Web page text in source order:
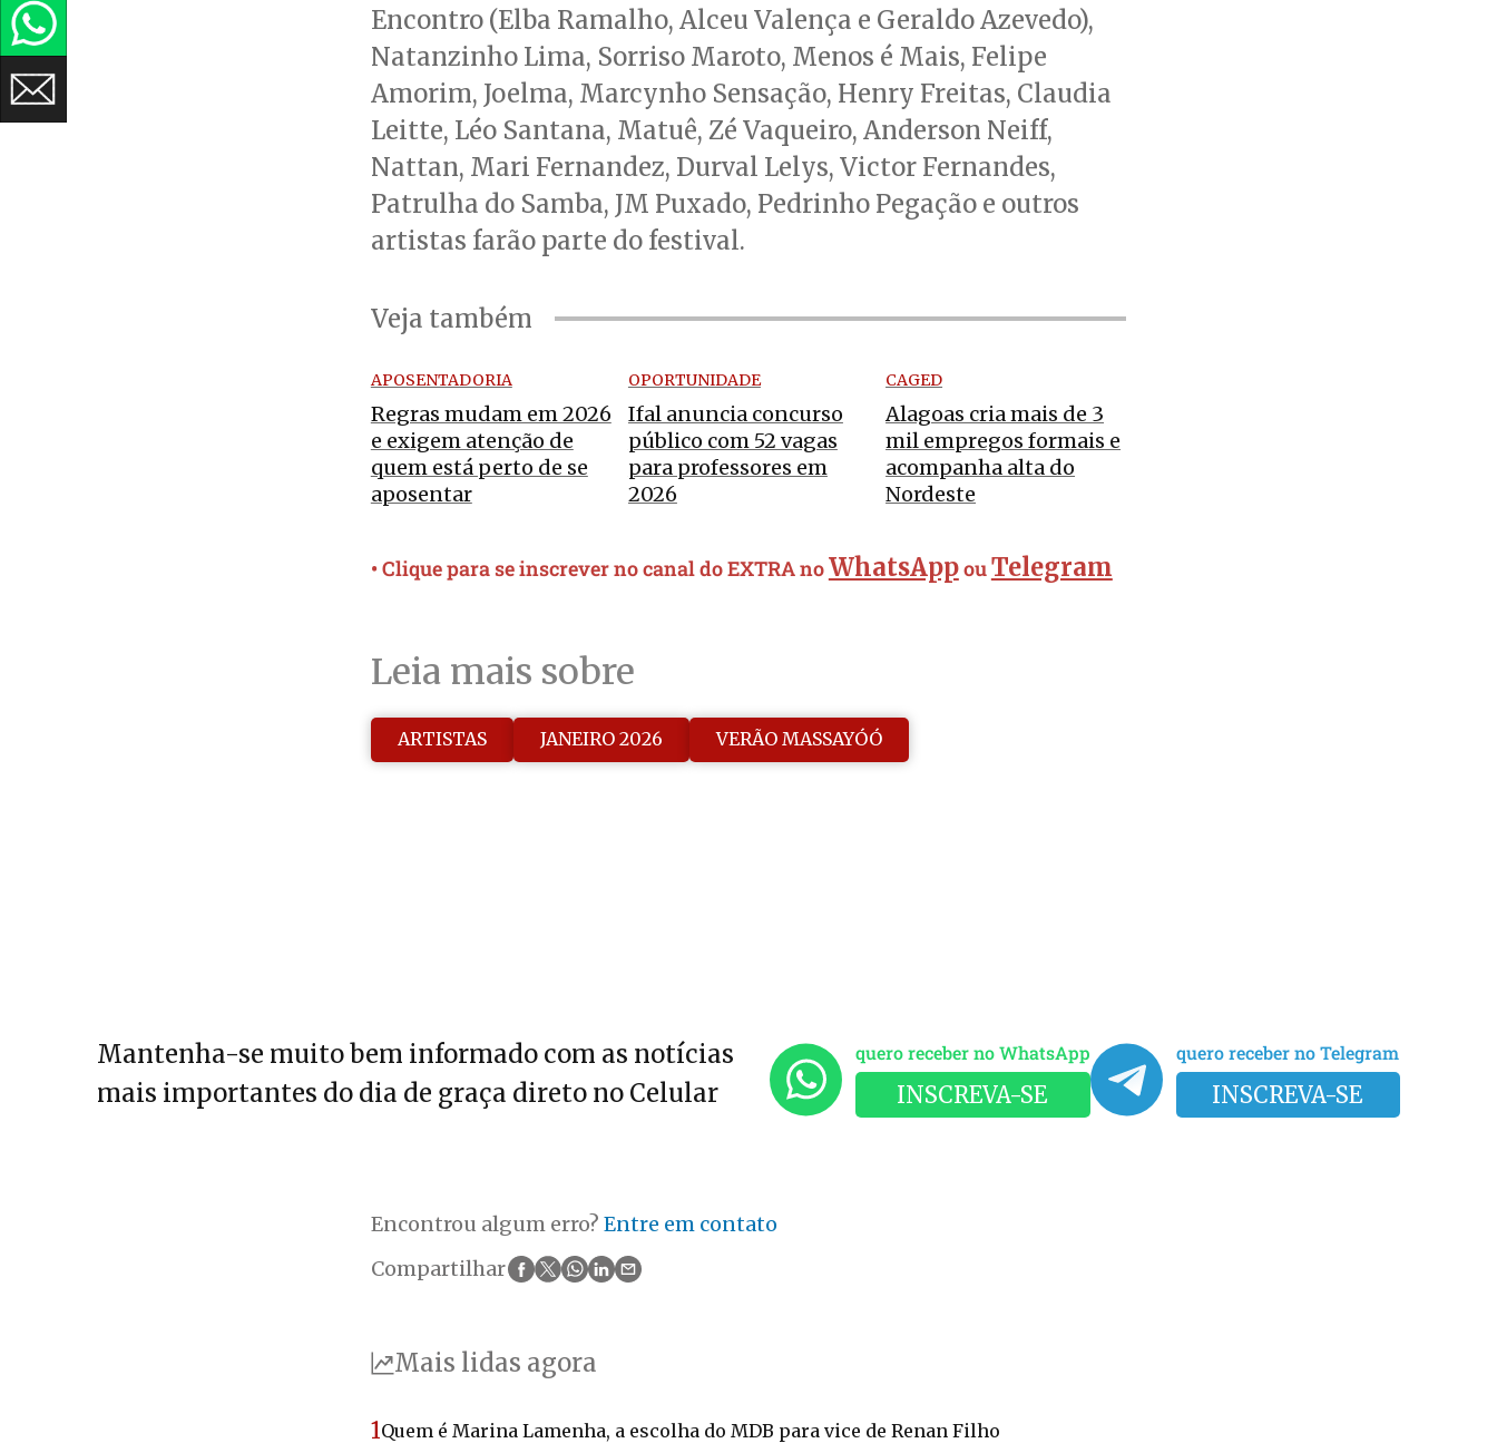
Encontro (Elba Ramalho, Alceu Valença e Geraldo Azevedo),
Natanzinho Lima, Sorriso Maroto, Menos é Mais, Felipe
Amorim, Joelma, Marcynho Sensação, Henry Freitas, Claudia
Leitte, Léo Santana, Matuê, Zé Vaqueiro, Anderson Neiff,
Nattan, Mari Fernandez, Durval Lelys, Victor Fernandes,
Patrulha do Samba, JM Puxado, Pedrinho Pegação e outros
artistas farão parte do festival.
Veja também
APOSENTADORIA
Regras mudam em 2026
e exigem atenção de
quem está perto de se
aposentar
OPORTUNIDADE
Ifal anuncia concurso
público com 52 vagas
para professores em
2026
CAGED
Alagoas cria mais de 3
mil empregos formais e
acompanha alta do
Nordeste
• Clique para se inscrever no canal do EXTRA noWhatsAppouTelegram
Leia mais sobre
ARTISTAS JANEIRO 2026 VERÃO MASSAYÓÓ
Mantenha-se muito bem informado com as notícias
mais importantes do dia de graça direto no Celular
quero receber no WhatsApp
INSCREVA-SE
quero receber no Telegram
INSCREVA-SE
Encontrou algum erro? Entre em contato
Compartilhar
Mais lidas agora
1Quem é Marina Lamenha, a escolha do MDB para vice de Renan Filho